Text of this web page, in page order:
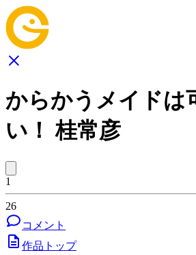
からかうメイドは
い！ 桂常彦
1
26
コメント
作品トップ